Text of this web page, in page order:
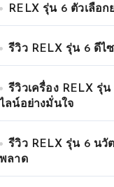
RELX รุ่น 6 ตัวเลือ
รีวิว RELX รุ่น 6 ดีไ
รีวิวเครื่อง RELX รุ่
ไลน์อย่างมั่นใจ
รีวิว RELX รุ่น 6 น
พลาด